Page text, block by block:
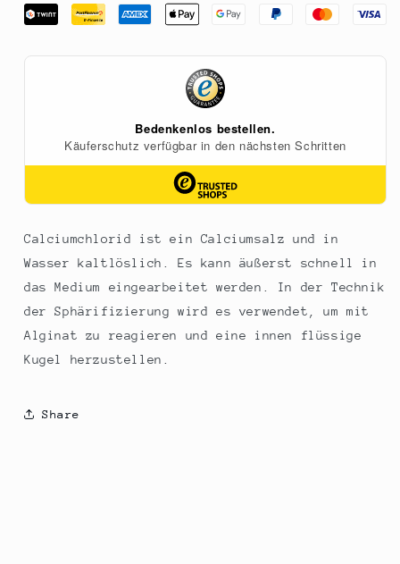
Clorur
(Calciumchlorid),
Clorur
(Calciumchlorid),
Calciumchlorid ist ein Calciumsalz und in
Wasser kaltlöslich. Es kann äußerst schnell in
das Medium eingearbeitet werden. In der Technik
der Sphärifizierung wird es verwendet, um mit
Alginat zu reagieren und eine innen flüssige
Kugel herzustellen.
Share